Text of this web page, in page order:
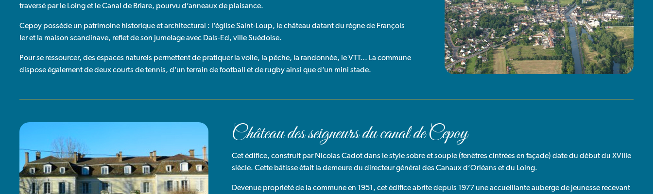
traversé par le Loing et le Canal de Briare, pourvu d’anneaux de plaisance.
Cepoy possède un patrimoine historique et architectural : l’église Saint-Loup, le château datant du règne de François
Ier et la maison scandinave, reflet de son jumelage avec Dals-Ed, ville Suédoise.
Pour se ressourcer, des espaces naturels permettent de pratiquer la voile, la pêche, la randonnée, le VTT… La commune
dispose également de deux courts de tennis, d’un terrain de football et de rugby ainsi que d’un mini stade.
Château des seigneurs du canal de Cepoy
Cet édifice, construit par Nicolas Cadot dans le style sobre et souple (fenêtres cintrées en façade) date du début du XVIIIe
siècle. Cette bâtisse était la demeure du directeur général des Canaux d’Orléans et du Loing.
Devenue propriété de la commune en 1951, cet édifice abrite depuis 1977 une accueillante auberge de jeunesse recevant